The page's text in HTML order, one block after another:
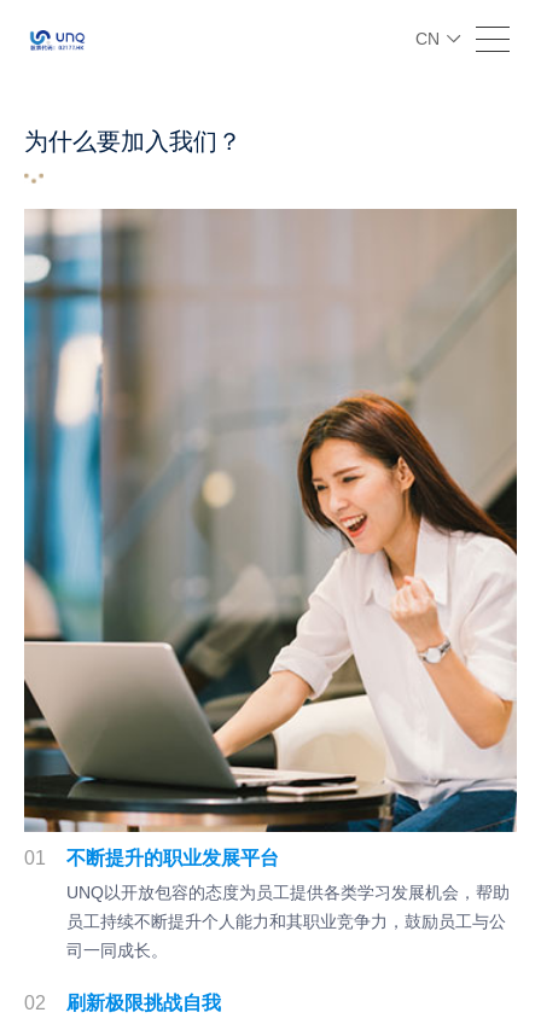
CN
为什么要加入我们？
01 不断提升的职业发展平台
UNQ以开放包容的态度为员工提供各类学习发展机会，帮助
员工持续不断提升个人能力和其职业竞争力，鼓励员工与公
司一同成长。
02 刷新极限挑战自我